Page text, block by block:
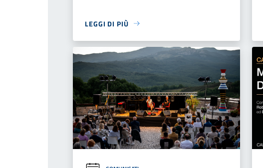
LEGGI DI PIÙ